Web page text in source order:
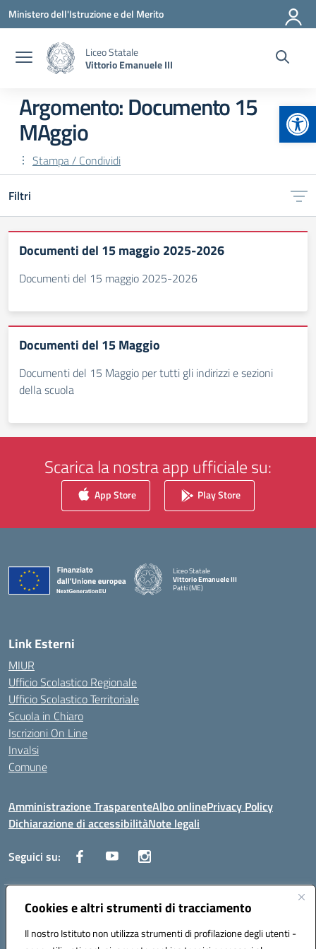
Cookies e altri strumenti di tracciamento
Il nostro Istituto non utilizza strumenti di profilazione degli utenti -
Vai ai contenuti
Vai al menu di navigazione
Vai al footer
Ministero dell'Istruzione e del Merito
Liceo Statale
Vittorio Emanuele III
Argomento: Documento 15
MAggio
Stampa / Condividi
Filtri
Documenti del 15 maggio 2025-2026
Documenti del 15 maggio 2025-2026
Documenti del 15 Maggio
Documenti del 15 Maggio per tutti gli indirizzi e sezioni
della scuola
Scarica la nostra app ufficiale su:
App Store Play Store
Liceo Statale
Vittorio Emanuele III
Patti (ME)
Link Esterni
MIUR
Ufficio Scolastico Regionale
Ufficio Scolastico Territoriale
Scuola in Chiaro
Iscrizioni On Line
Invalsi
Comune
Amministrazione TrasparenteAlbo onlinePrivacy Policy
Dichiarazione di accessibilitàNote legali
Seguici su:
Indirizzo:Via Trieste, 43 – 98066 Patti (ME)
Posta elettronica certificata (PEC):mepc060006@pec.istruzione.it